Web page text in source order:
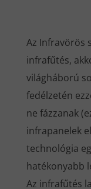
Az Infravörös
infrafűtés,
világháború
fedélzetén
ne fázzanak
infrapanelek
technológia
hatékonyabb
Az infrafűtés